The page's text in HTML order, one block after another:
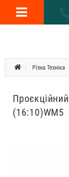
Різна Техніка
(16:10)WM5